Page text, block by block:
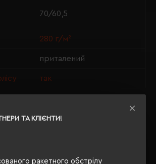
ТА КЛІЄНТИ!
ракетного обстрілу
70/60,5
280 г/м²
приталений
так